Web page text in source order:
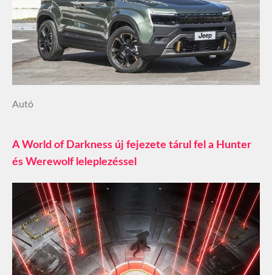
Autó
A World of Darkness új fejezete tárul fel a Hunter
és Werewolf leleplezéssel